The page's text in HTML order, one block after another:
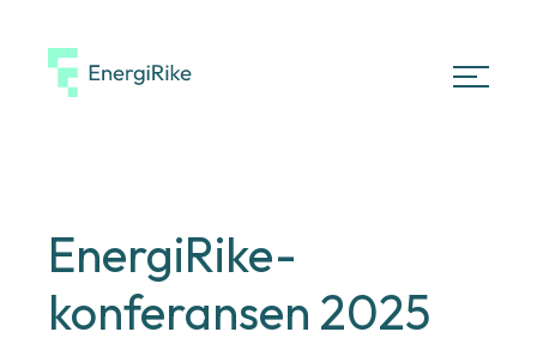
EnergiRike-
konferansen 2025